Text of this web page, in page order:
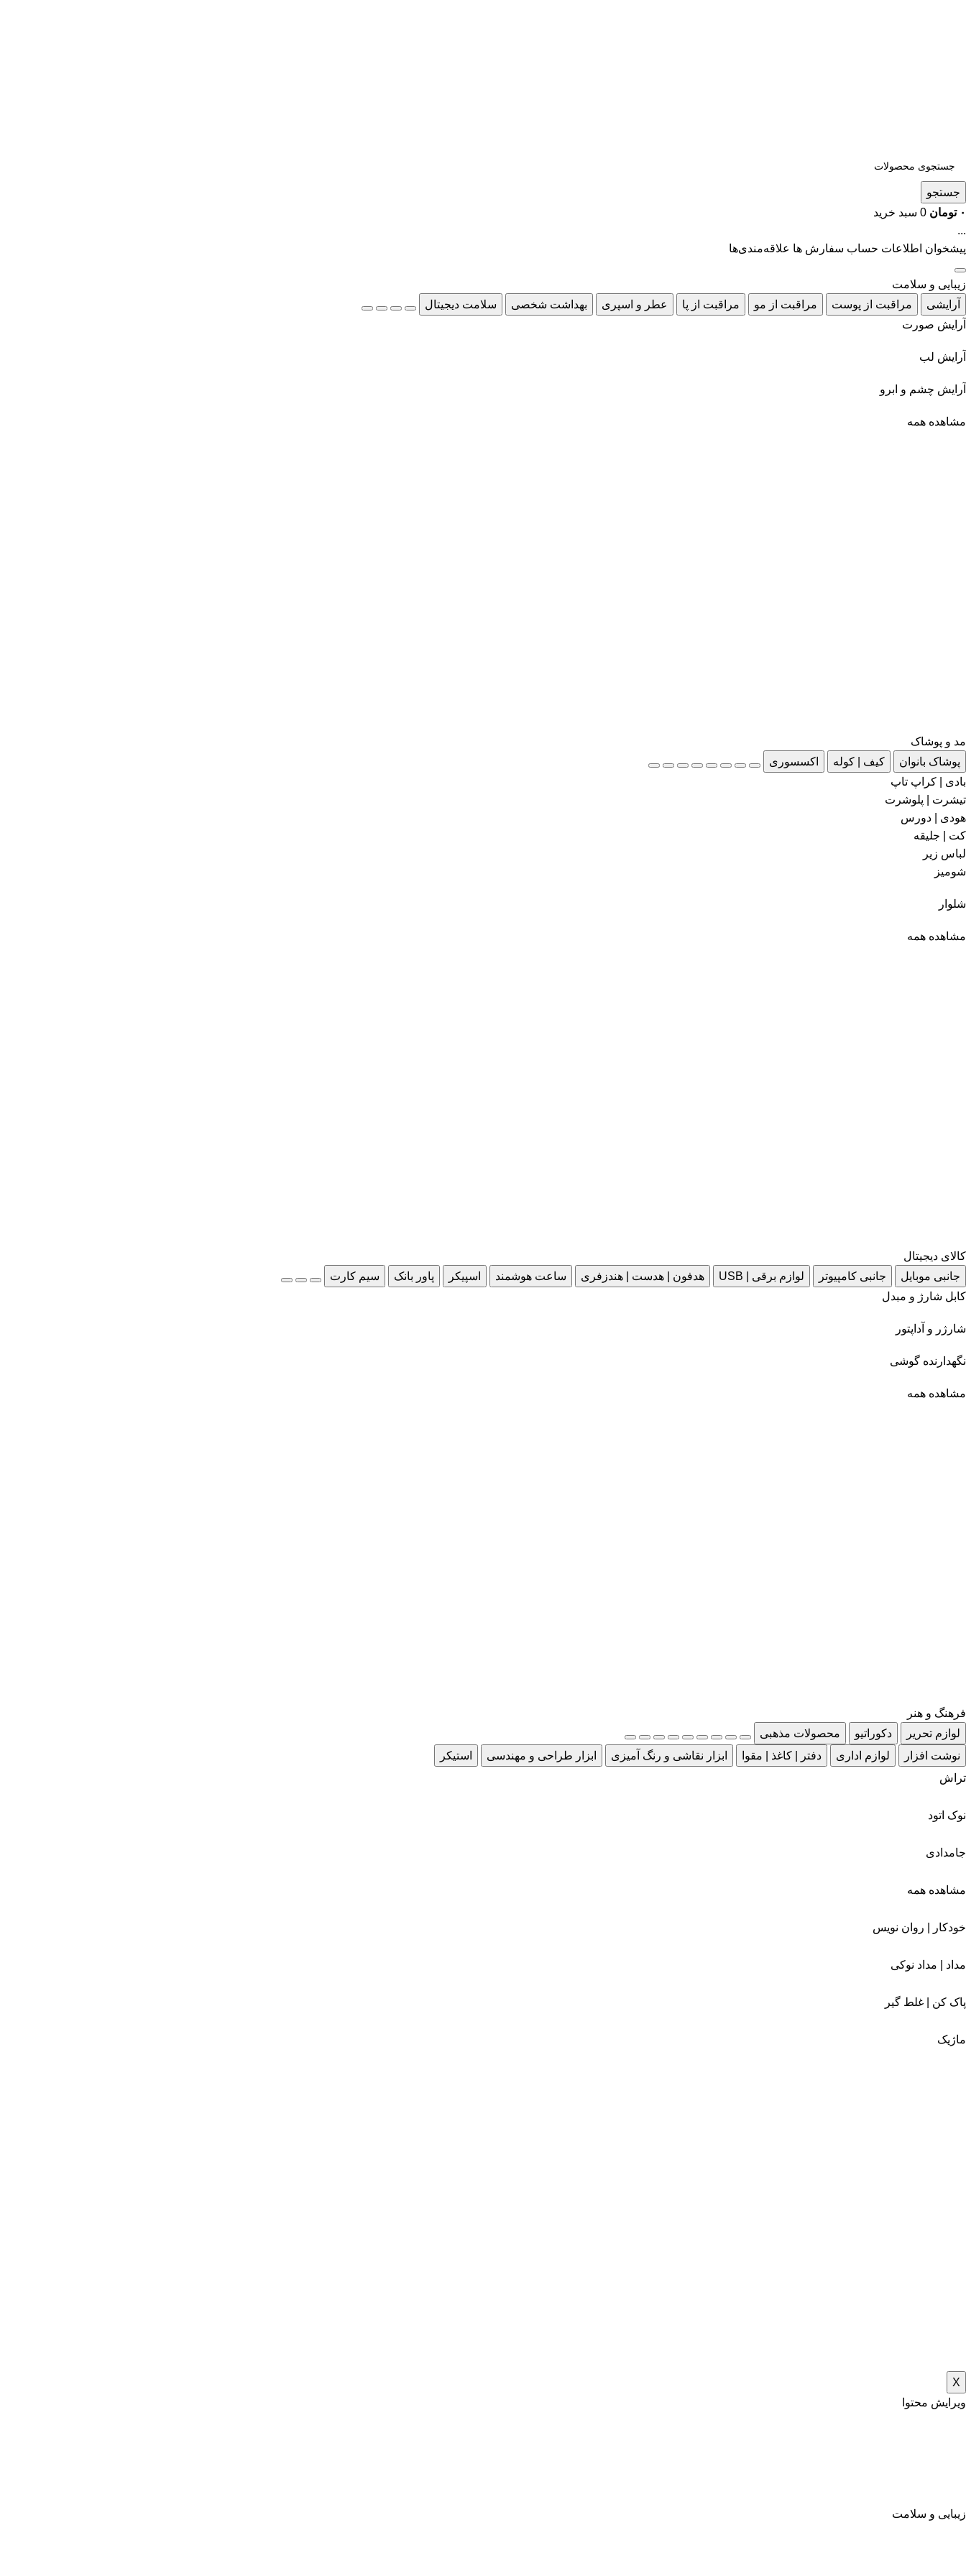
جستجو
۰ تومان 0 سبد خرید
...
پیشخوان اطلاعات حساب سفارش ها علاقه‌مندی‌ها
زیبایی و سلامت
آرایشی
مراقبت از پوست مراقبت از مو مراقبت از پا عطر و اسپری بهداشت شخصی
سلامت دیجیتال
آرایش صورت
آرایش لب
آرایش چشم و ابرو
مشاهده همه
مد و پوشاک
پوشاک بانوان
کیف | کوله
اکسسوری
بادی | کراپ تاپ
تیشرت | پلوشرت
هودی | دورس
کت | جلیقه
لباس زیر
شومیز
شلوار
مشاهده همه
کالای دیجیتال
جانبی موبایل
جانبی کامپیوتر لوازم برقی | USB هدفون | هدست | هندزفری ساعت هوشمند اسپیکر پاور بانک
سیم کارت
کابل شارژ و مبدل
شارژر و آداپتور
نگهدارنده گوشی
مشاهده همه
فرهنگ و هنر
لوازم تحریر
دکوراتیو
محصولات مذهبی
نوشت افزار
لوازم اداری دفتر | کاغذ | مقوا ابزار نقاشی و رنگ آمیزی ابزار طراحی و مهندسی
استیکر
تراش
نوک اتود
جامدادی
مشاهده همه
خودکار | روان نویس
مداد | مداد نوکی
پاک کن | غلط گیر
ماژیک
X
ویرایش محتوا
زیبایی و سلامت